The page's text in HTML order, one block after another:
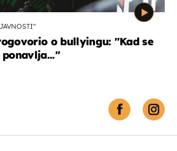
o bullyingu: "Kad se